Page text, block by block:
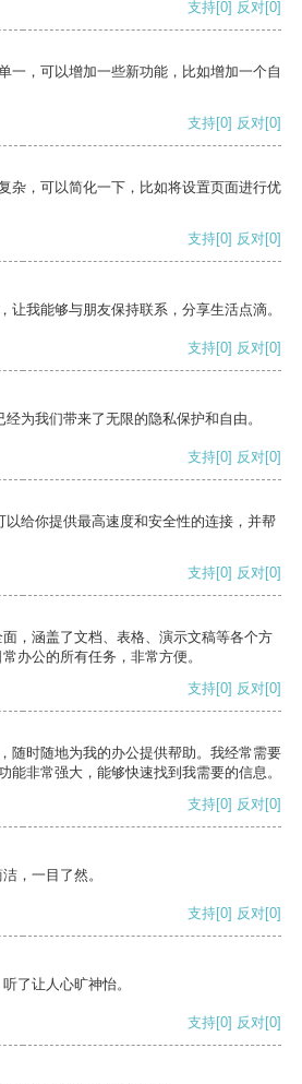
支持[0] 反对[0]
一，可以增加一些新功能，比如增加一个自
支持[0] 反对[0]
杂，可以简化一下，比如将设置页面进行优
支持[0] 反对[0]
让我能够与朋友保持联系，分享生活点滴。
支持[0] 反对[0]
为我们带来了无限的隐私保护和自由。
支持[0] 反对[0]
给你提供最高速度和安全性的连接，并帮
支持[0] 反对[0]
，涵盖了文档、表格、演示文稿等各个方
办公的所有任务，非常方便。
支持[0] 反对[0]
随时随地为我的办公提供帮助。我经常需要
能非常强大，能够快速找到我需要的信息。
支持[0] 反对[0]
，一目了然。
支持[0] 反对[0]
了让人心旷神怡。
支持[0] 反对[0]